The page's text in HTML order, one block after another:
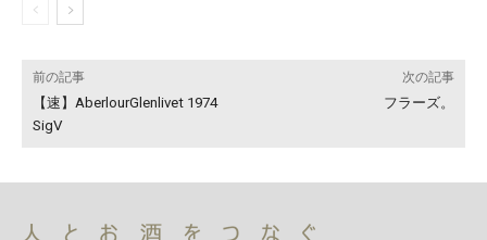
前の記事
【速】AberlourGlenlivet 1974
SigV
次の記事
フラーズ。